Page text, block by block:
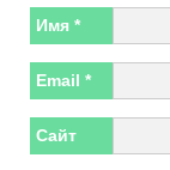
Имя *
Email *
Сайт